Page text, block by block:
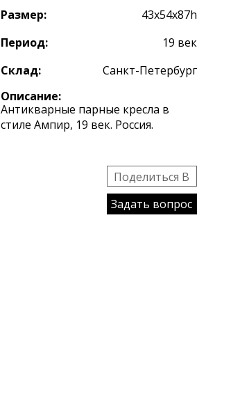
Размер:
43х54х87h
Период:
19 век
Склад:
Санкт-Петербург
Описание:
Антикварные парные кресла в
стиле Ампир, 19 век. Россия.
Поделиться B
Задать вопрос